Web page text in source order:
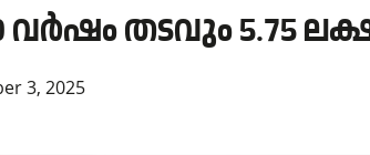
തടവും 5.75
3, 2025